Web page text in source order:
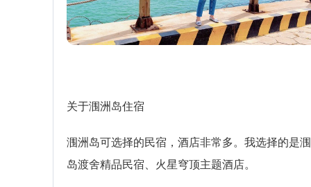
关于涠洲岛住宿
涠洲岛可选择的民宿，酒店非常多。我选择的是
岛渡舍精品民宿、火星穹顶主题酒店。